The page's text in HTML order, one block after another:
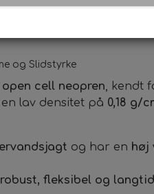
Grej Aften
og Slidstyrke
open cell neopren , kendt
lav densitet på 0,18 g/
og har en høj
robust, fleksibel og